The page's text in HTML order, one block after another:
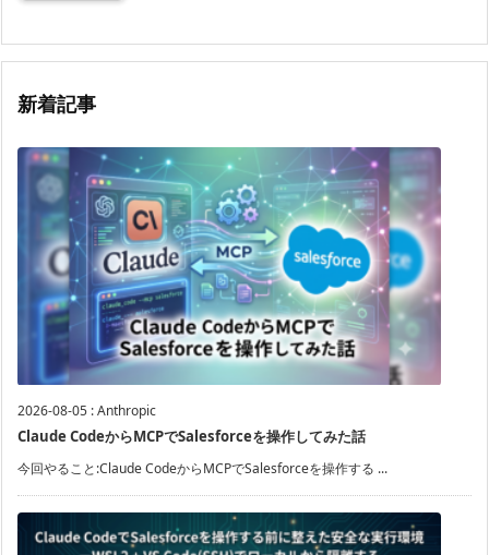
新着記事
2026-08-05 :Anthropic
Claude CodeからMCPでSalesforceを操作してみた話
今回やること:Claude CodeからMCPでSalesforceを操作する ...